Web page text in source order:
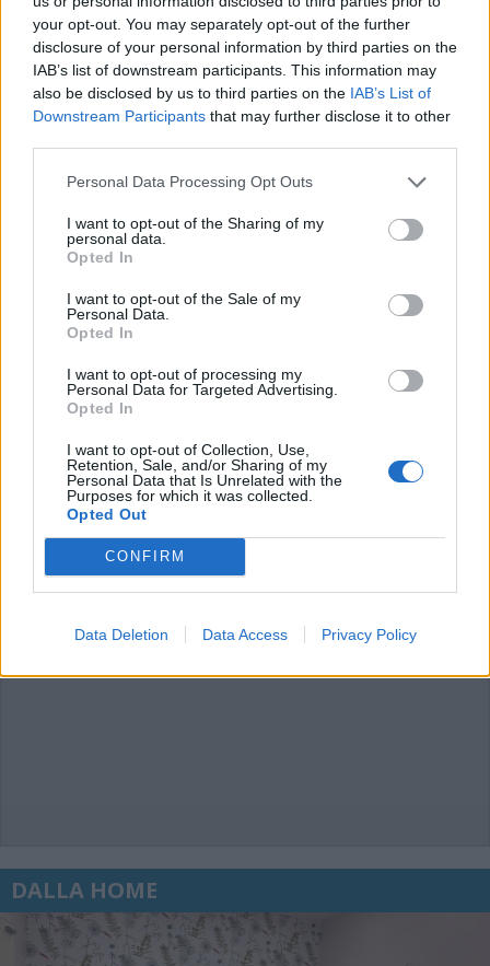
your opt-out. You may separately opt-out of the further
disclosure of your personal information by third parties on the
IAB’s list of downstream participants. This information may
also be disclosed by us to third parties on the IAB’s List of
Downstream Participants that may further disclose it to other
Personal Data Processing Opt Outs
I want to opt-out of the Sharing of my
personal data.
Opted In
I want to opt-out of the Sale of my
Personal Data.
Opted In
I want to opt-out of processing my
Personal Data for Targeted Advertising.
Opted In
I want to opt-out of Collection, Use,
Retention, Sale, and/or Sharing of my
Personal Data that Is Unrelated with the
Purposes for which it was collected.
Opted Out
CONFIRM
Data Deletion Data Access Privacy Policy
Selezioniamo per te
Il meglio di
Commenti
articolo.
L'email è richiesta ma non verrà mostrata ai visitatori. Il contenuto di questo
commento esprime il pensiero dell'autore e non rappresenta la linea editoriale
possono essere automaticamente pubblicati senza filtro preventivo. I commenti
che includano uno o più link a siti esterni verranno rimossi in automatico dal
DALLA HOME